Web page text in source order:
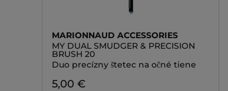
MARIONNAUD ACCESSORIES
MY DUAL SMUDGER & PRECISION
BRUSH 20
Duo precízny štetec na očné tiene
5,00 €